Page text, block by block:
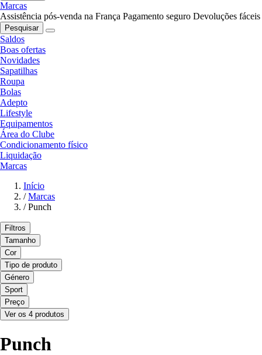
Marcas
Assistência pós-venda na França Pagamento seguro Devoluções fáceis
Pesquisar
Saldos
Boas ofertas
Novidades
Sapatilhas
Roupa
Bolas
Adepto
Lifestyle
Equipamentos
Área do Clube
Condicionamento físico
Liquidação
Marcas
Início
/ Marcas
/ Punch
Filtros
Tamanho
Cor
Tipo de produto
Género
Sport
Preço
Ver os 4 produtos
Punch